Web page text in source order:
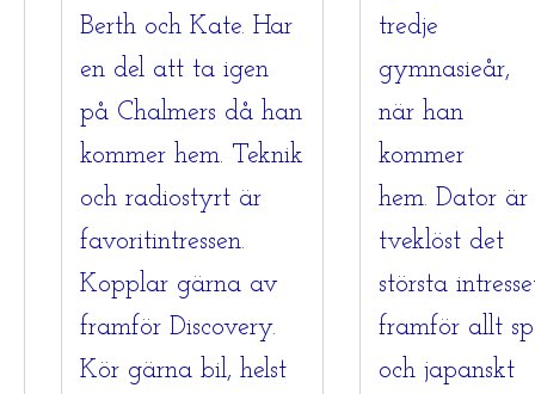
Berth och Kate. Har
en del att ta igen
på Chalmers då han
kommer hem. Teknik
och radiostyrt är
favoritintressen.
Kopplar gärna av
framför Discovery.
Kör gärna bil, helst
tredje
gymnasieår,
när han
kommer
hem. Dator är
tveklöst det
största
framför allt
och japanskt